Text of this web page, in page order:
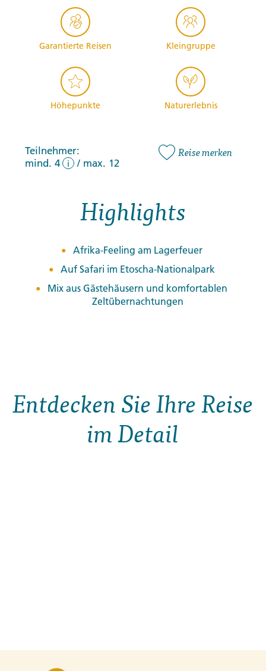
Garantierte Reisen Kleingruppe
Höhepunkte Naturerlebnis
Teilnehmer:
mind. 4
i / max. 12
Reise merken
Highlights
Afrika-Feeling am Lagerfeuer
Auf Safari im Etoscha-Nationalpark
Mix aus Gästehäusern und komfortablen
Zeltübernachtungen
Entdecken Sie Ihre Reise
im Detail